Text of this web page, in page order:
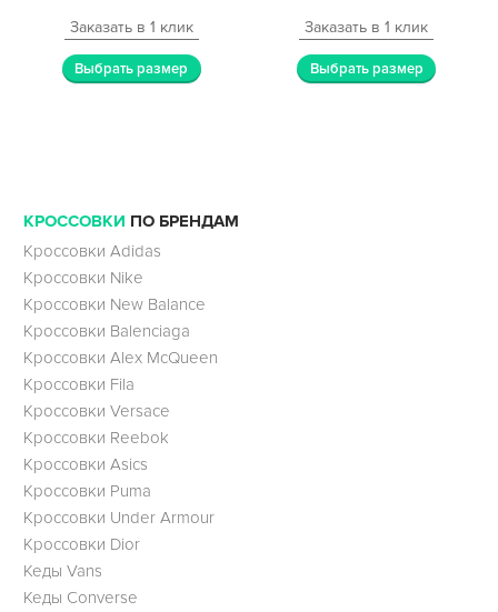
Заказать в 1 клик
Выбрать размер
Заказать в 1 клик
Выбрать размер
КРОССОВКИ ПО БРЕНДАМ
Кроссовки Adidas
Кроссовки Nike
Кроссовки New Balance
Кроссовки Balenciaga
Кроссовки Alex McQueen
Кроссовки Fila
Кроссовки Versace
Кроссовки Reebok
Кроссовки Asics
Кроссовки Puma
Кроссовки Under Armour
Кроссовки Dior
Кеды Vans
Кеды Converse